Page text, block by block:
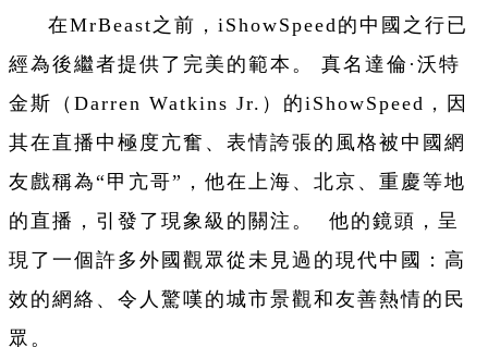
在MrBeast之前，iShowSpeed的中國之行已
經為後繼者提供了完美的範本。 真名達倫·沃特
金斯（Darren Watkins Jr.）的iShowSpeed，因
其在直播中極度亢奮、表情誇張的風格被中國網
友戲稱為“甲亢哥”，他在上海、北京、重慶等地
的直播，引發了現象級的關注。 他的鏡頭，呈
現了一個許多外國觀眾從未見過的現代中國：高
效的網絡、令人驚嘆的城市景觀和友善熱情的民
眾。